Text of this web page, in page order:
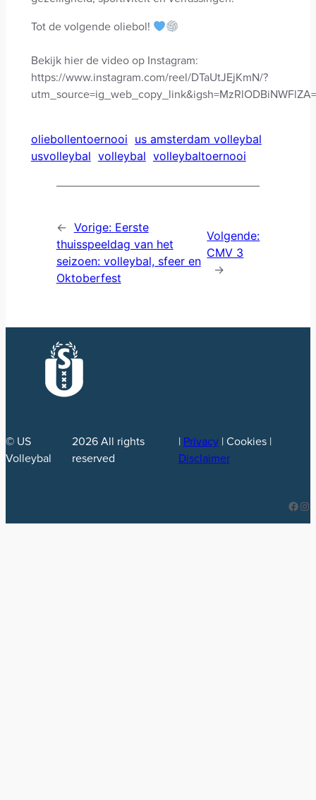
Tot de volgende oliebol!
Bekijk hier de video op Instagram:
https://www.instagram.com/reel/DTaUtJEjKmN/?
oliebollentoernooi us amsterdam volleybal
usvolleybal volleybal volleybaltoernooi
← Vorige: Eerste
thuisspeeldag van het
seizoen: volleybal, sfeer en
Oktoberfest
Volgende:
CMV 3
→
© US
Volleybal
2026 All rights
reserved
| Privacy| Cookies |
Disclaimer
Facebook Instagram